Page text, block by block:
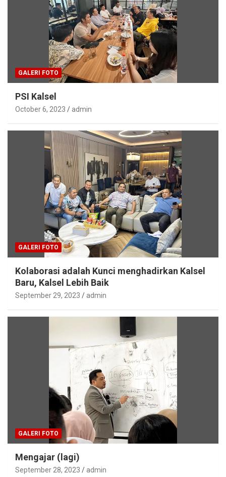
GALERI FOTO
PSI Kalsel
October 6, 2023 admin
GALERI FOTO
Kolaborasi adalah Kunci menghadirkan Kalsel
Baru, Kalsel Lebih Baik
September 29, 2023 admin
GALERI FOTO
Mengajar (lagi)
September 28, 2023 admin